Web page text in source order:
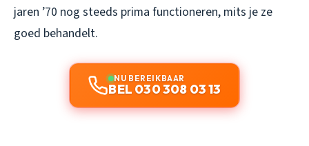
jaren ’70 nog steeds prima functioneren, mits je ze
goed behandelt.
NU BEREIKBAAR
BEL 030 308 03 13